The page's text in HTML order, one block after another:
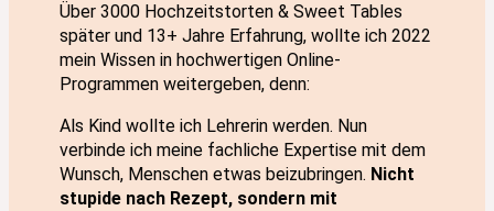
Über 3000 Hochzeitstorten & Sweet Tables
später und 13+ Jahre Erfahrung, wollte ich 2022
mein Wissen in hochwertigen Online-
Programmen weitergeben, denn:
Als Kind wollte ich Lehrerin werden. Nun
verbinde ich meine fachliche Expertise mit dem
Wunsch, Menschen etwas beizubringen. Nicht
stupide nach Rezept, sondern mit